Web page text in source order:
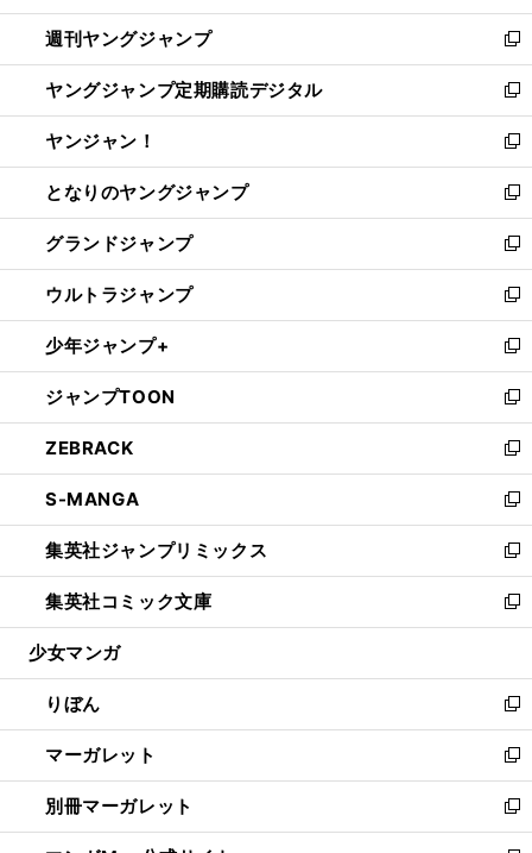
開
く
ウ
で
開
く
ン
ド
ウ
で
開
く
ウ
ィ
ン
ド
ウ
で
開
く
週刊ヤングジャンプ
新
し
い
ウ
ィ
ン
ド
ウ
で
開
く
ヤングジャンプ定期購読デジタル
新
し
い
ウ
ィ
ン
ド
ウ
で
開
く
ヤンジャン！
新
し
い
ウ
ィ
ン
ド
ウ
で
開
く
となりのヤングジャンプ
新
し
い
ウ
ィ
ン
ド
ウ
で
開
く
グランドジャンプ
新
し
い
ウ
ィ
ン
ド
ウ
で
開
く
ウルトラジャンプ
新
し
い
ウ
ィ
ン
ド
ウ
で
開
く
少年ジャンプ+
新
し
い
ウ
ィ
ン
ド
ウ
で
開
く
ジャンプTOON
新
し
い
ウ
ィ
ン
ド
ウ
で
開
ZEBRACK
新
し
い
ウ
ィ
ン
ド
ウ
開
く
S-MANGA
新
し
い
ウ
ィ
ン
ウ
で
開
く
集英社ジャンプリミックス
新
し
い
ウ
ン
ド
ウ
で
開
く
集英社コミック文庫
新
し
ウ
ィ
ン
ド
ウ
で
開
少女マンガ
りぼん
新
し
い
ウ
ィ
ン
マーガレット
新
し
い
ウ
別冊マーガレット
新
し